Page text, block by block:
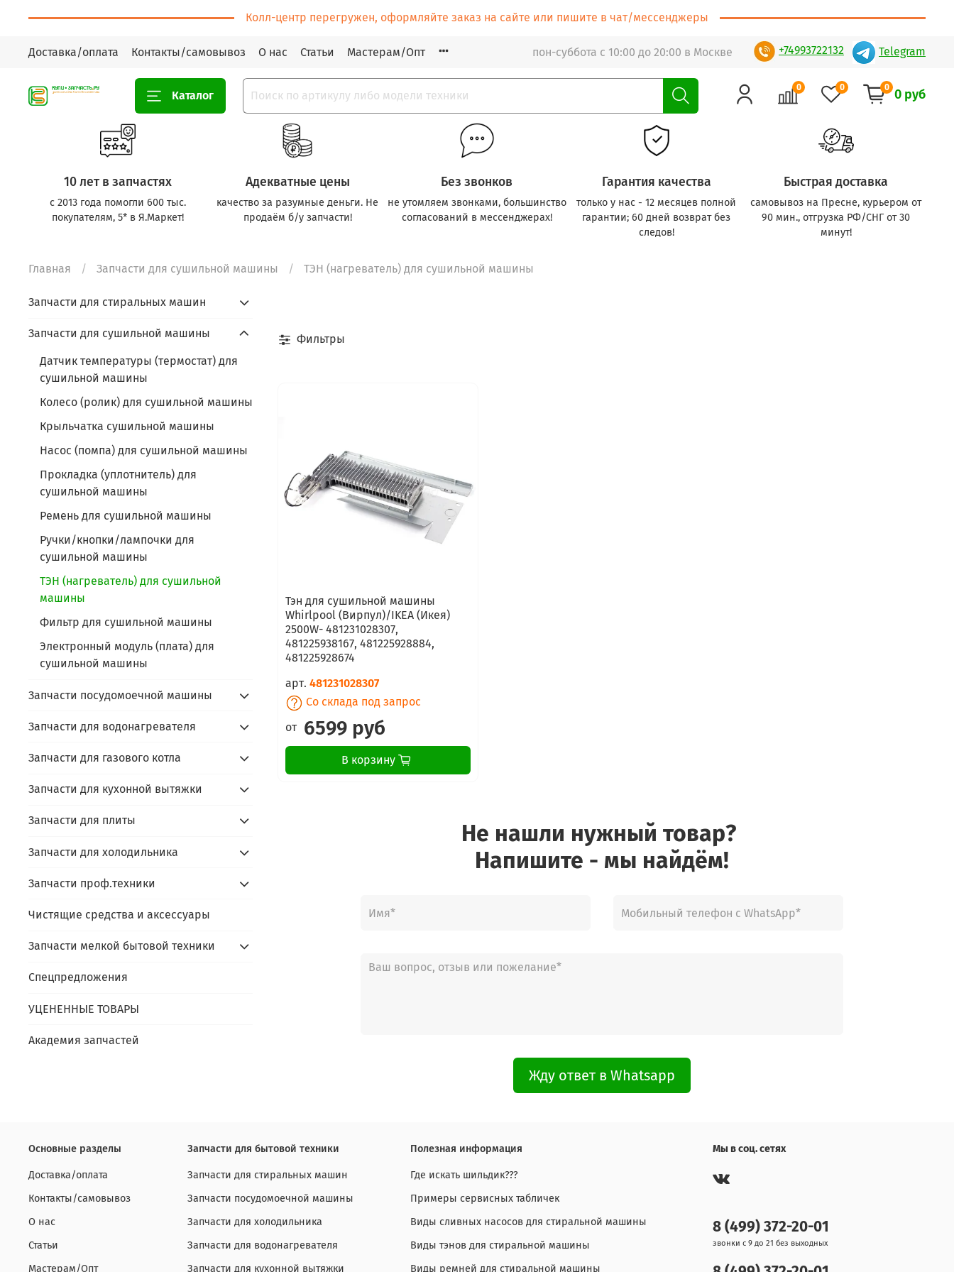
Колл-центр перегружен, оформляйте заказ на сайте или пишите в чат/мессенджеры
Доставка/оплата Контакты/самовывоз О нас Статьи Мастерам/Опт пон-суббота с 10:00 до 20:00 в Москве +74993722132 Telegram
Каталог
0 0 0 0 руб
10 лет в запчастях
с 2013 года помогли 600 тыс.
покупателям, 5* в Я.Маркет!
Адекватные цены
качество за разумные деньги. Не
продаём б/у запчасти!
Без звонков
не утомляем звонками, большинство
согласований в мессенджерах!
Гарантия качества
только у нас - 12 месяцев полной
гарантии; 60 дней возврат без
следов!
Быстрая доставка
самовывоз на Пресне, курьером от
90 мин., отгрузка РФ/СНГ от 30
минут!
Главная Запчасти для сушильной машины ТЭН (нагреватель) для сушильной машины
Фильтры
Тэн для сушильной машины
Whirlpool (Вирпул)/IKEA (Икея)
2500W- 481231028307,
481225938167, 481225928884,
481225928674
арт.481231028307
Со склада под запрос
от 6599 руб
В корзину
Не нашли нужный товар?
Напишите - мы найдём!
Жду ответ в Whatsapp
Запчасти для стиральных машин
Запчасти для сушильной машины
Датчик температуры (термостат) для
сушильной машины
Колесо (ролик) для сушильной машины
Крыльчатка сушильной машины
Насос (помпа) для сушильной машины
Прокладка (уплотнитель) для
сушильной машины
Ремень для сушильной машины
Ручки/кнопки/лампочки для
сушильной машины
ТЭН (нагреватель) для сушильной
машины
Фильтр для сушильной машины
Электронный модуль (плата) для
сушильной машины
Запчасти посудомоечной машины
Запчасти для водонагревателя
Запчасти для газового котла
Запчасти для кухонной вытяжки
Запчасти для плиты
Запчасти для холодильника
Запчасти проф.техники
Чистящие средства и аксессуары
Запчасти мелкой бытовой техники
Спецпредложения
УЦЕНЕННЫЕ ТОВАРЫ
Академия запчастей
Основные разделы
Доставка/оплата
Контакты/самовывоз
О нас
Статьи
Мастерам/Опт
Запчасти для бытовой техники
Запчасти для стиральных машин
Запчасти посудомоечной машины
Запчасти для холодильника
Запчасти для водонагревателя
Запчасти для кухонной вытяжки
Полезная информация
Где искать шильдик???
Примеры сервисных табличек
Виды сливных насосов для стиральной машины
Виды тэнов для стиральной машины
Виды ремней для стиральной машины
Мы в соц. сетях
8 (499) 372-20-01
звонки с 9 до 21 без выходных